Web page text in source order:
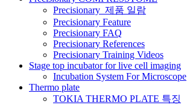
Precisionary_제품 일람
Precisionary Feature
Precisionary FAQ
Precisionary References
Precisionary Training Videos
Stage top incubator for live cell imaging
Incubation System For Microscope
Thermo plate
TOKIA THERMO PLATE 특징